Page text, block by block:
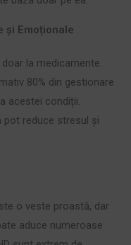
și Emoționale
la medicamente.
80% din gestionare
acestei condiții.
pot reduce stresul și
o veste proastă, dar
aduce numeroase